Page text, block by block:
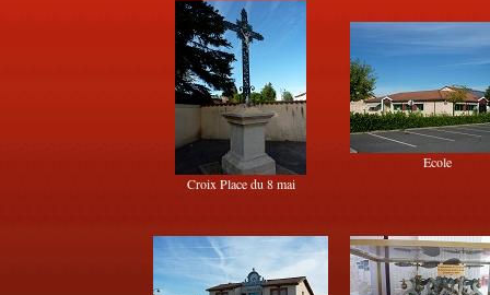
Croix Place du 8 mai
Ecole